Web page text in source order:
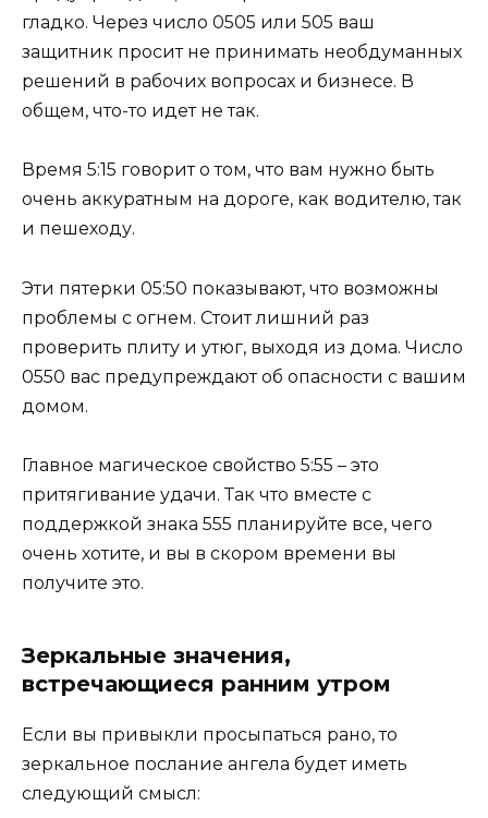
гладко. Через число 0505 или 505 ваш
защитник просит не принимать необдуманных
решений в рабочих вопросах и бизнесе. В
общем, что-то идет не так.
Время 5:15 говорит о том, что вам нужно быть
очень аккуратным на дороге, как водителю, так
и пешеходу.
Эти пятерки 05:50 показывают, что возможны
проблемы с огнем. Стоит лишний раз
проверить плиту и утюг, выходя из дома. Число
0550 вас предупреждают об опасности с вашим
домом.
Главное магическое свойство 5:55 – это
притягивание удачи. Так что вместе с
поддержкой знака 555 планируйте все, чего
очень хотите, и вы в скором времени вы
получите это.
Зеркальные значения,
встречающиеся ранним утром
Если вы привыкли просыпаться рано, то
зеркальное послание ангела будет иметь
следующий смысл: